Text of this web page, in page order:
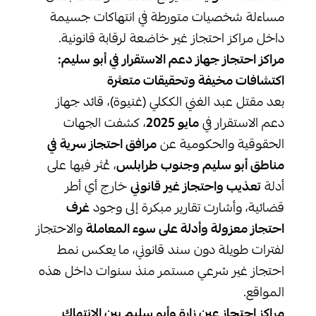
مساءلة شخصيات متورطة في انتهاكات جسيمة
داخل مراكز احتجاز غير خاضعة لرقابة قانونية.
مراكز احتجاز جهاز دعم الاستقرار في أبو سليم:
اكتشافات مخيفة وتحقيقات متعثرة
بعد مقتل عبد الغني الككلي (غنيوة)، قائد جهاز
دعم الاستقرار فيمايو 2025
، كشفت الجهات
الحقوقية والحكومية عنمرافق احتجاز سرية في
مناطق أبو سليم وجنوب طرابلس، عُثر فيها على
أدلةتعذيب واحتجاز غير قانونيخارج أي أطر
قضائية، وأشارت تقارير مبكرة إلى وجودغرف
احتجاز معزولة وأدلة على سوء المعاملةوالاحتجاز
لفترات طويلة دون سند قانوني، ما يعكس نمط
احتجاز غير شرعي مستمر منذ سنوات داخل هذه
المواقع.